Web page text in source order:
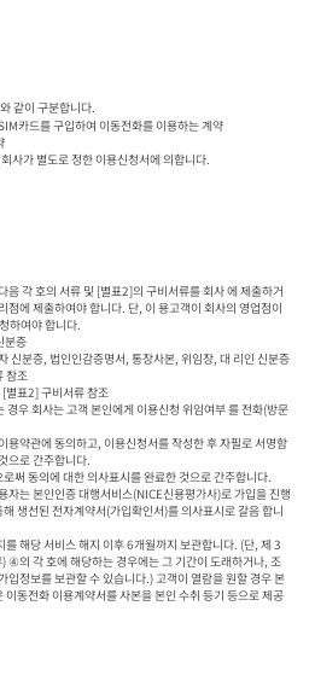
같이 구분합니다.
사가 별도로 정한 이용신청서에 의합니다.
각 호의 서류 및 [별표2]의 구비서류를 회사 에 제출하거
점에 제출하여야 합니다. 단, 이 용고객이 회사의 영업점이
하여야 합니다.
우 회사는 고객 본인에게 이용신청 위임여부 를 전화(방문
약관에 동의하고, 이용신청서를 작성한 후 자필로 서명함
으로 간주합니다.
써 동의에 대한 의사표시를 완료한 것으로 간주합니다.
는 본인인증 대행서비스(NICE신용평가사)로 가입을 진행
생선된 전자계약서(가입확인서)를 의사표시로 갈음 합니
해당 서비스 해지 이후 6개월까지 보관합니다. (단, 제 3
④의 각 호에 해당하는 경우에는 그 기간이 도래하거나, 조
입정보를 보관할 수 있습니다.) 고객이 열람을 원할 경우 본
동전화 이용계약서를 사본을 본인 수취 등기 등으로 제공